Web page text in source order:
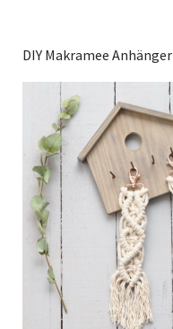
DIY Makramee Anhänger